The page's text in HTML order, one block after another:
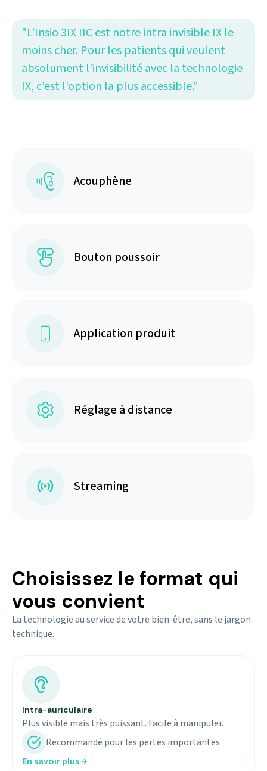
"L'Insio 3IX IIC est notre intra invisible IX le
moins cher. Pour les patients qui veulent
absolument l'invisibilité avec la technologie
IX, c'est l'option la plus accessible."
Acouphène
Bouton poussoir
Application produit
Réglage à distance
Streaming
Choisissez le format qui
vous convient
La technologie au service de votre bien-être, sans le jargon
technique.
Intra-auriculaire
Plus visible mais très puissant. Facile à manipuler.
Recommandé pour les pertes importantes
En savoir plus